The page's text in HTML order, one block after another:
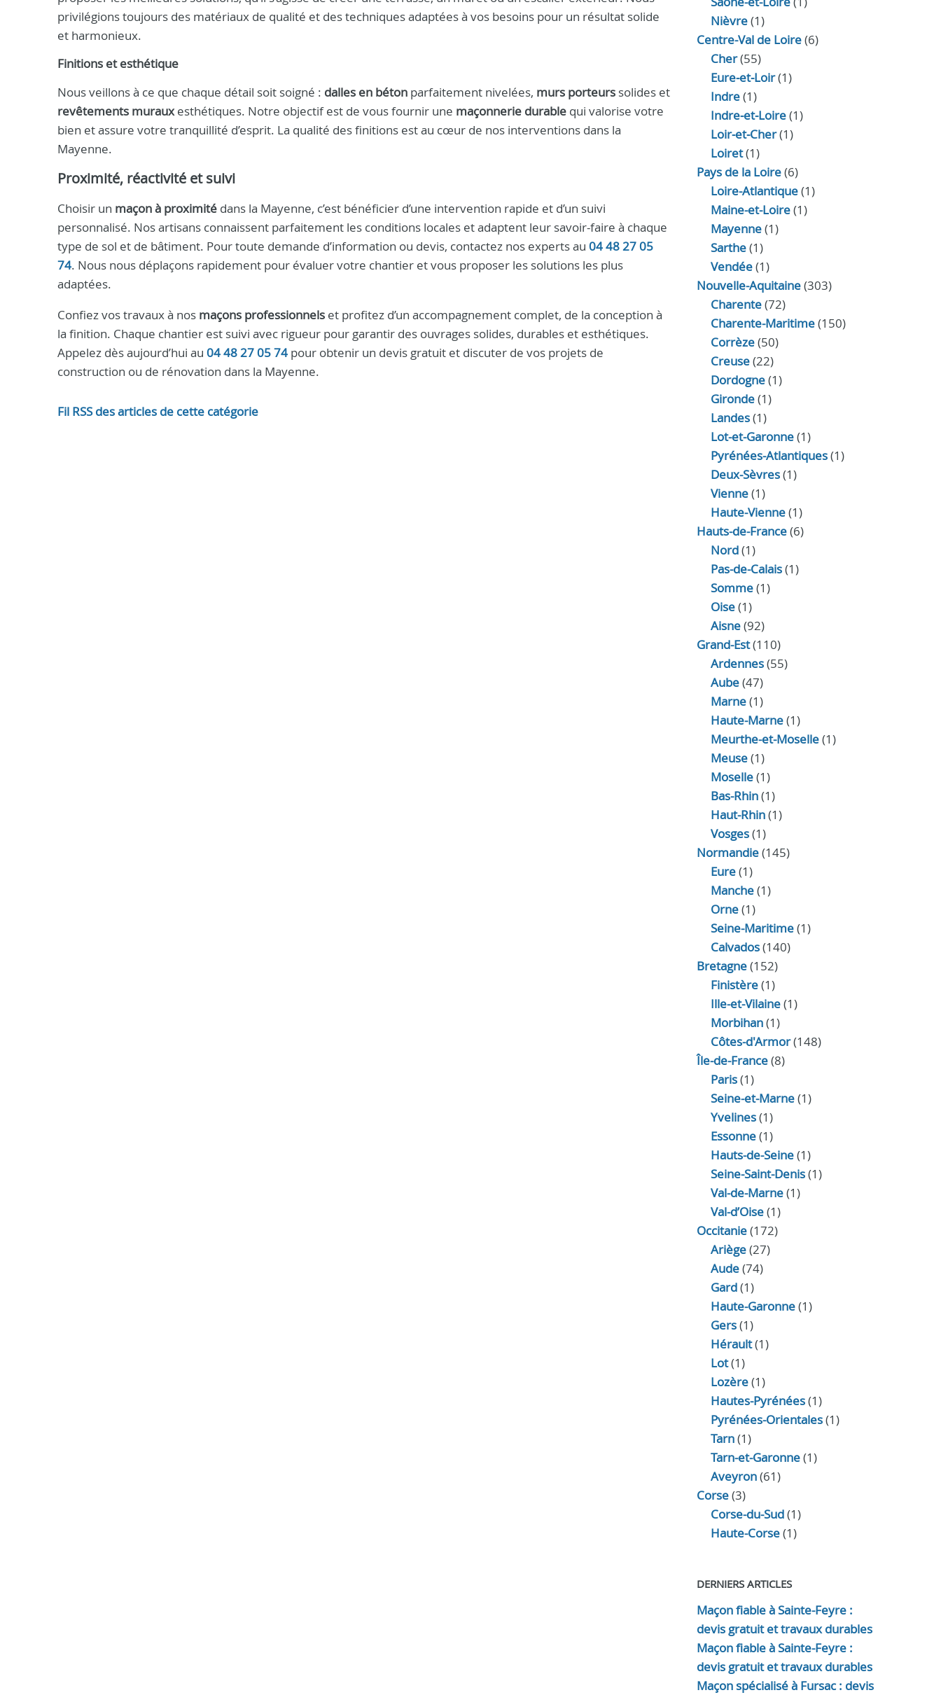
privilégions toujours des matériaux de qualité et des techniques adaptées à vos besoins pour un résultat solide
et harmonieux.
Finitions et esthétique
Nous veillons à ce que chaque détail soit soigné : dalles en béton parfaitement nivelées, murs porteurs solides et
revêtements murauxesthétiques. Notre objectif est de vous fournir une maçonnerie durable qui valorise votre
bien et assure votre tranquillité d’esprit. La qualité des finitions est au cœur de nos interventions dans la
Mayenne.
Proximité, réactivité et suivi
Choisir un maçon à proximité dans la Mayenne, c’est bénéficier d’une intervention rapide et d’un suivi
personnalisé. Nos artisans connaissent parfaitement les conditions locales et adaptent leur savoir-faire à chaque
type de sol et de bâtiment. Pour toute demande d’information ou devis, contactez nos experts au 04 48 27 05
74. Nous nous déplaçons rapidement pour évaluer votre chantier et vous proposer les solutions les plus
adaptées.
Confiez vos travaux à nos maçons professionnels et profitez d’un accompagnement complet, de la conception à
la finition. Chaque chantier est suivi avec rigueur pour garantir des ouvrages solides, durables et esthétiques.
Appelez dès aujourd’hui au 04 48 27 05 74 pour obtenir un devis gratuit et discuter de vos projets de
construction ou de rénovation dans la Mayenne.
Fil RSS des articles de cette catégorie
Nièvre(1)
Centre-Val de Loire(6)
Cher(55)
Eure‑et‑Loir(1)
Indre(1)
Indre‑et‑Loire(1)
Loir‑et‑Cher(1)
Loiret(1)
Pays de la Loire(6)
Loire-Atlantique(1)
Maine-et-Loire(1)
Mayenne(1)
Sarthe(1)
Vendée(1)
Nouvelle-Aquitaine(303)
Charente(72)
Charente-Maritime(150)
Corrèze(50)
Creuse(22)
Dordogne(1)
Gironde(1)
Landes(1)
Lot-et-Garonne(1)
Pyrénées-Atlantiques(1)
Deux-Sèvres(1)
Vienne(1)
Haute-Vienne(1)
Hauts-de-France(6)
Nord(1)
Pas-de-Calais(1)
Somme(1)
Oise(1)
Aisne(92)
Grand-Est(110)
Ardennes(55)
Aube(47)
Marne(1)
Haute-Marne(1)
Meurthe-et-Moselle(1)
Meuse(1)
Moselle(1)
Bas-Rhin(1)
Haut-Rhin(1)
Vosges(1)
Normandie(145)
Eure(1)
Manche(1)
Orne(1)
Seine-Maritime(1)
Calvados(140)
Bretagne(152)
Finistère(1)
Ille-et-Vilaine(1)
Morbihan(1)
Côtes-d'Armor(148)
Île-de-France(8)
Paris(1)
Seine-et-Marne(1)
Yvelines(1)
Essonne(1)
Hauts-de-Seine(1)
Seine-Saint-Denis(1)
Val-de-Marne(1)
Val-d’Oise(1)
Occitanie(172)
Ariège(27)
Aude(74)
Gard(1)
Haute-Garonne(1)
Gers(1)
Hérault(1)
Lot(1)
Lozère(1)
Hautes-Pyrénées(1)
Pyrénées-Orientales(1)
Tarn(1)
Tarn-et-Garonne(1)
Aveyron(61)
Corse(3)
Corse-du-Sud(1)
Haute-Corse(1)
DERNIERS ARTICLES
Maçon fiable à Sainte-Feyre :
devis gratuit et travaux durables
Maçon fiable à Sainte-Feyre :
devis gratuit et travaux durables
Maçon spécialisé à Fursac : devis